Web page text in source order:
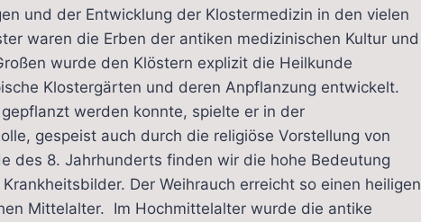
und der Entwicklung der Klostermedizin in den vielen
waren die Erben der antiken medizinischen Kultur und
wurde den Klöstern explizit die Heilkunde
Klostergärten und deren Anpflanzung entwickelt.
werden konnte, spielte er in der
gespeist auch durch die religiöse Vorstellung von
des 8. Jahrhunderts finden wir die hohe Bedeutung
Der Weihrauch erreicht so einen heiligen
Mittelalter. Im Hochmittelalter wurde die antike